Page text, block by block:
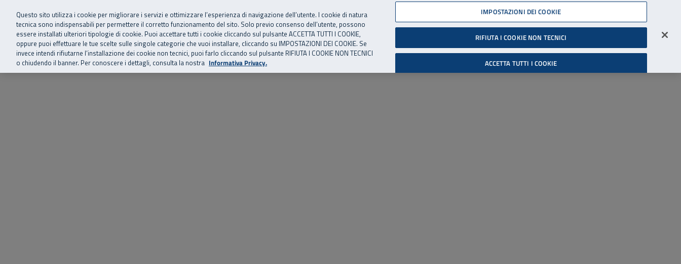
Vai al menu principale
Vai al contenuto principale
Vai al Footer 06 45539607
SuperAbile - il Contact Center Inail per il mondo della disabilità
Home Chi siamo Storie, news ed eventi Risorse utili Supporto Accessibilità
Cerca
Accedi all'area riservata
Questo sito utilizza i cookie per migliorare i servizi e ottimizzare l’esperienza di navigazione dell’utente. I cookie di natura
tecnica sono indispensabili per permettere il corretto funzionamento del sito. Solo previo consenso dell’utente, possono
essere installati ulteriori tipologie di cookie. Puoi accettare tutti i cookie cliccando sul pulsante ACCETTA TUTTI I COOKIE,
oppure puoi effettuare le tue scelte sulle singole categorie che vuoi installare, cliccando su IMPOSTAZIONI DEI COOKIE. Se
invece intendi rifiutarne l’installazione dei cookie non tecnici, puoi farlo cliccando sul pulsante RIFIUTA I COOKIE NON TECNICI
o chiudendo il banner. Per conoscere i dettagli, consulta la nostra Informativa Privacy.
IMPOSTAZIONI DEI COOKIE
RIFIUTA I COOKIE NON TECNICI
ACCETTA TUTTI I COOKIE